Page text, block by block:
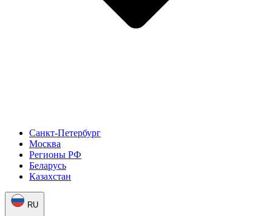
Санкт-Петербург
Москва
Регионы РФ
Беларусь
Казахстан
RU